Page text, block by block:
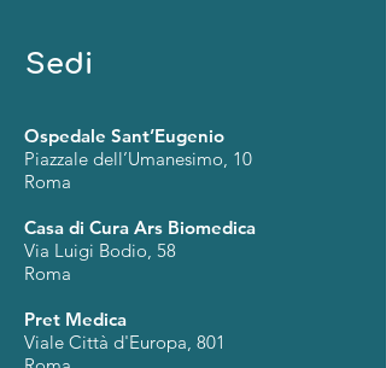
Sedi
Ospedale Sant’Eugenio
Piazzale dell’Umanesimo, 10
Roma
Casa di Cura Ars Biomedica
Via Luigi Bodio, 58
Roma
Pret Medica
Viale Città d'Europa, 801